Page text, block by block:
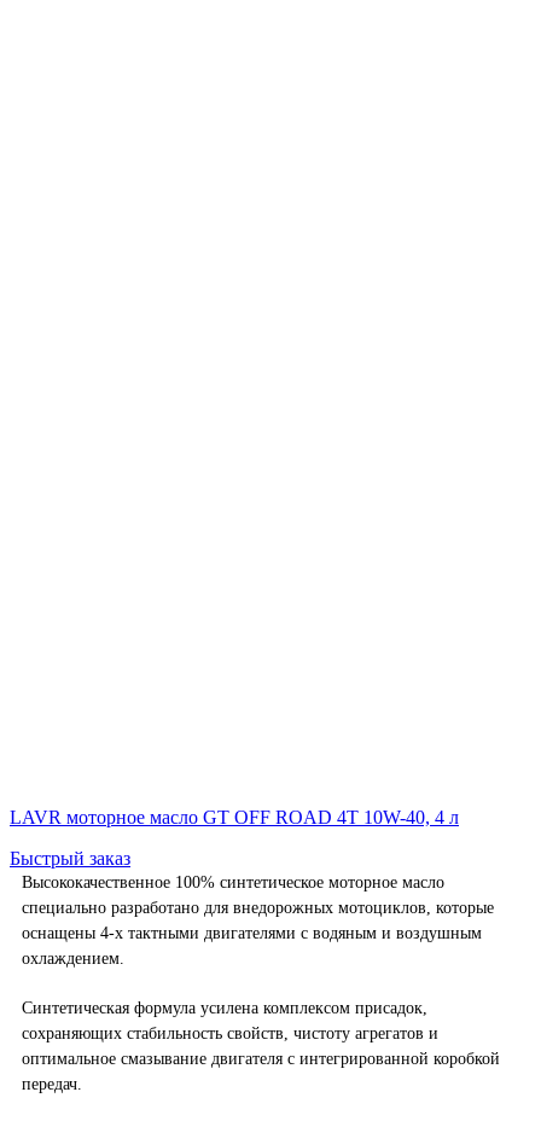
LAVR моторное масло GT OFF ROAD 4T 10W-40, 4 л
Быстрый заказ
Высококачественное 100% синтетическое моторное масло
специально разработано для внедорожных мотоциклов, которые
оснащены 4-х тактными двигателями с водяным и воздушным
охлаждением.
Синтетическая формула усилена комплексом присадок,
сохраняющих стабильность свойств, чистоту агрегатов и
оптимальное смазывание двигателя с интегрированной коробкой
передач.